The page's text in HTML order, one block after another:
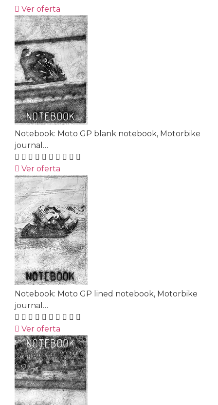
Ver oferta
Notebook: Moto GP blank notebook, Motorbike
journal…
Ver oferta
Notebook: Moto GP lined notebook, Motorbike
journal…
Ver oferta